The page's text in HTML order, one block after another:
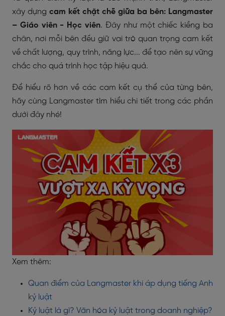
xây dựng cam kết chặt chẽ giữa ba bên: Langmaster
– Giáo viên - Học viên. Đây như một chiếc kiềng ba
chân, nơi mỗi bên đều giữ vai trò quan trọng cam kết
về chất lượng, quy trình, năng lực... để tạo nên sự vững
chắc cho quá trình học tập hiệu quả.
Để hiểu rõ hơn về các cam kết cụ thể của từng bên,
hãy cùng Langmaster tìm hiểu chi tiết trong các phần
dưới đây nhé!
Xem thêm:
Quan điểm của Langmaster khi áp dụng tiếng Anh
kỷ luật
Kỷ luật là gì? Văn hóa kỷ luật trong doanh nghiệp?